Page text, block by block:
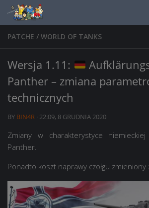
Skip to content
PATCHE / WORLD OF TANKS
Wersja 1.11:
Panther – zmiana
technicznych
BY BIN4R · 22:09, 8 GRUDNIA 2020
Zmiany w charakterystyce niemieckiej
Panther.
Ponadto koszt naprawy czołgu